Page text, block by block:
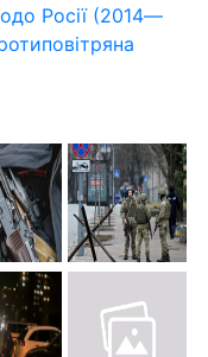
Росії (2014—